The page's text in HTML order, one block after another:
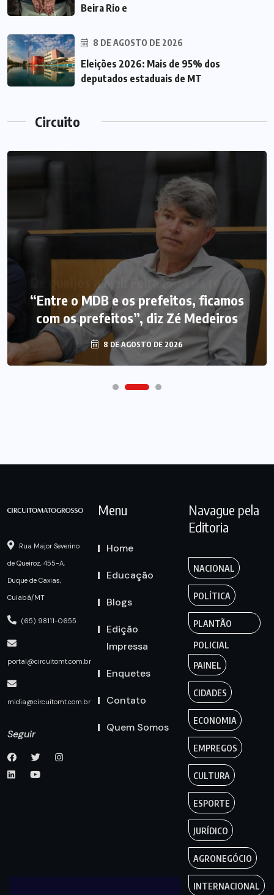
Beira Rio e
8 DE AGOSTO DE 2026
Eleições 2026: Mais de 95% dos
deputados estaduais de MT
Circuito
“Entre o MDB e os prefeitos, ficamos
com os prefeitos”, diz Zé Medeiros
8 DE AGOSTO DE 2026
Rua Major Severino
de Queiroz, 455-A,
Duque de Caxias,
Cuiabá/MT
(65) 98111-0655
portal@circuitomt.com.br
midia@circuitomt.com.br
Seguir
Menu
Home
Educação
Blogs
Edição
Impressa
Enquetes
Contato
Quem Somos
Navague pela
Editoria
NACIONAL
POLÍTICA
PLANTÃO
POLICIAL
PAINEL
CIDADES
ECONOMIA
EMPREGOS
CULTURA
ESPORTE
JURÍDICO
AGRONEGÓCIO
INTERNACIONAL